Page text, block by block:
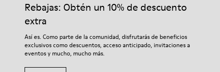
Rebajas: Obtén un 10% de descuento
extra
Así es. Como parte de la comunidad, disfrutarás de beneficios
exclusivos como descuentos, acceso anticipado, invitaciones a
eventos y mucho, mucho más.